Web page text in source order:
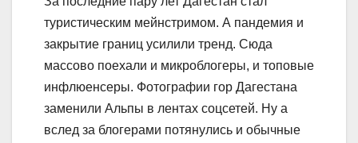
туристическим мейнстримом. А пандемия и
закрытие границ усилили тренд. Сюда
массово поехали и микроблогеры, и топовые
инфлюенсеры. Фотографии гор Дагестана
заменили Альпы в лентах соцсетей. Ну а
вслед за блогерами потянулись и обычные